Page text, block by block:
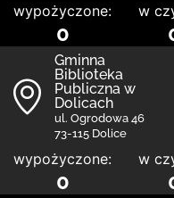
wypożyczone:
0
w
Gminna
Biblioteka
Publiczna w
Dolicach
ul. Ogrodowa 46
73-115 Dolice
wypożyczone:
0
w